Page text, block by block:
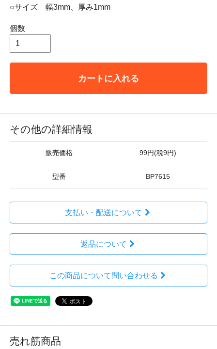
○サイズ 幅3mm、厚み1mm
個数
カートに入れる
その他の詳細情報
販売価格 99円(税9円)
型番 BP7615
支払い・配送について
返品について
この商品について問い合わせる
売れ筋商品